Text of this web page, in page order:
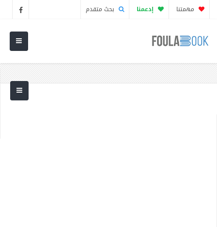
مهمتنا إدعمنا بحث متقدم